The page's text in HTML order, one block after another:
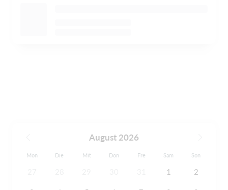
August 2026
Mon Die Mit Don Fre Sam Son
1 2